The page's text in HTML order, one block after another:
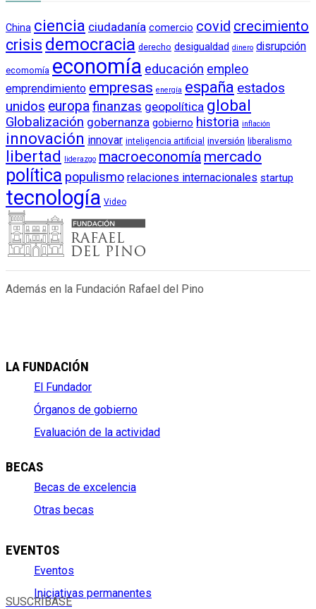
China ciencia ciudadanía comercio covid crecimiento
crisis democracia derecho desigualdad dinero disrupción
ecomomía economía educación empleo
emprendimiento empresas energía españa estados
unidos europafinanzas geopolítica global
Globalización gobernanza gobierno historia inflación
innovación innovar inteligencia artificial inversión liberalismo
libertad liderazgo macroeconomía mercado
política populismo relaciones internacionales startup
tecnología Video
Además en la Fundación Rafael del Pino
LA FUNDACIÓN
El Fundador
Órganos de gobierno
Evaluación de la actividad
BECAS
Becas de excelencia
Otras becas
EVENTOS
Eventos
Iniciativas permanentes
SUSCRÍBASE